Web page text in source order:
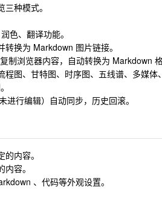
种模式。
色、翻译功能。
换为 Markdown 图片链接。
制浏览器内容，自动转换为 Markdown 格
程图、甘特图、时序图、五线谱、多媒
行编辑）自动同步，历史回滚。
内容。
容。
、代码等外观设置。